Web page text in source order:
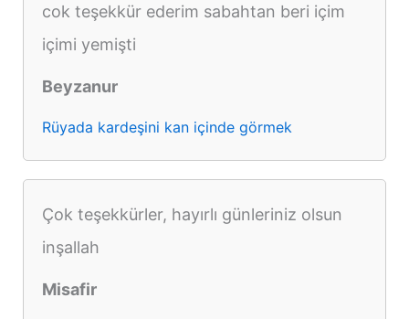
cok teşekkür ederim sabahtan beri içim
içimi yemişti
Beyzanur
Rüyada kardeşini kan içinde görmek
Çok teşekkürler, hayırlı günleriniz olsun
inşallah
Misafir